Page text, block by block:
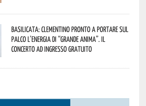
Basilicata: Clementino pronto a portare sul
palco l’energia di “Grande Anima”. Il
concerto ad ingresso gratuito